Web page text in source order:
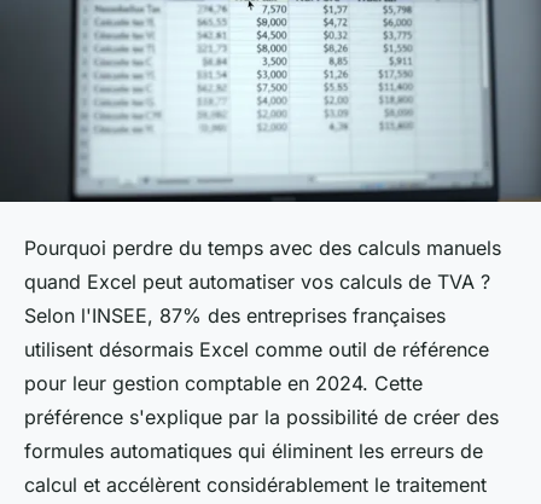
Pourquoi perdre du temps avec des calculs manuels
quand Excel peut automatiser vos calculs de TVA ?
Selon l'INSEE, 87% des entreprises françaises
utilisent désormais Excel comme outil de référence
pour leur gestion comptable en 2024. Cette
préférence s'explique par la possibilité de créer des
formules automatiques qui éliminent les erreurs de
calcul et accélèrent considérablement le traitement